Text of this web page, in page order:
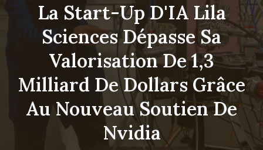
La Start-Up D'IA Lila
Sciences Dépasse Sa
Valorisation De 1,3
Milliard De Dollars Grâce
Au Nouveau Soutien De
Nvidia